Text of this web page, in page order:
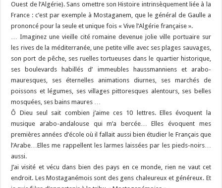
Ouest de l’Algérie). Sans omettre son Histoire intrinsèquement liée à la
France : c’est par exemple à Mostaganem, que le général de Gaulle a
prononcé pour la seule et unique fois « Vive l’Algérie française ».
… Imaginez une vieille cité romaine devenue jolie ville portuaire sur
les rives de la méditerranée, une petite ville avec ses plages sauvages,
son port de pêche, ses ruelles tortueuses dans le quartier historique,
ses boulevards habillés d’ immeubles haussmanniens et arabo-
mauresques, ses éternelles animations diurnes, ses marchés de
poissons et légumes, ses villages pittoresques alentours, ses belles
mosquées, ses bains maures …
Ô Dieu seul sait combien j’aime ces 10 lettres. Elles évoquent la
musique arabo-andalouse qui m’a bercée… Elles évoquent mes
premières années d’école où il fallait aussi bien étudier le Français que
l’Arabe…Elles me rappellent les larmes laissées par les pieds-noirs…
aussi.
J’ai visité et vécu dans bien des pays en ce monde, rien ne vaut cet
endroit. Les Mostaganémois sont des gens chaleureux et généreux. Et